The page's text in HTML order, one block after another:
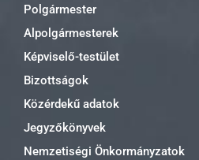
Polgármester
Alpolgármesterek
Képviselő-testület
Bizottságok
Közérdekű adatok
Jegyzőkönyvek
Nemzetiségi Önkormányzatok